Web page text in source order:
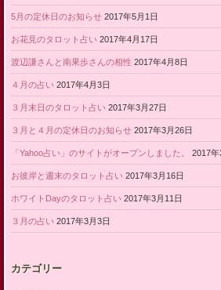
5月の定休日のお知らせ 2017年5月1日
お花見のタロット占い 2017年4月17日
渡辺謙さんと南果歩さんの相性 2017年4月8日
４月の占い 2017年4月3日
３月末日のタロット占い 2017年3月27日
３月と４月の定休日のお知らせ 2017年3月26日
「Yahoo占い」のサイトがオープンしました。 2017年
お彼岸と週末のタロット占い 2017年3月16日
ホワイトDayのタロット占い 2017年3月11日
３月の占い 2017年3月3日
カテゴリー